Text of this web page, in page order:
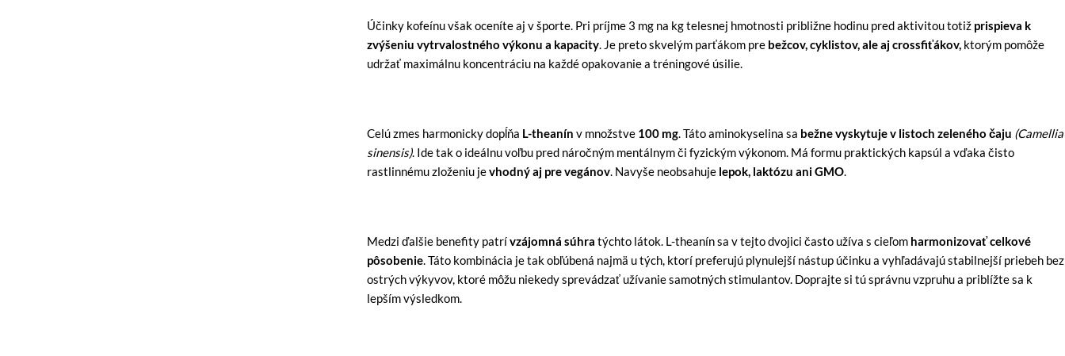
Účinky kofeínu však oceníte aj v športe. Pri príjme 3 mg na kg telesnej hmotnosti približne hodinu pred aktivitou totiž prispieva k
zvýšeniu vytrvalostného výkonu a kapacity. Je preto skvelým parťákom pre bežcov, cyklistov, ale aj crossfiťákov, ktorým pomôže
udržať maximálnu koncentráciu na každé opakovanie a tréningové úsilie.
Celú zmes harmonicky dopĺňa L-theanín v množstve 100 mg. Táto aminokyselina sa bežne vyskytuje v listoch zeleného čaju (Camellia
sinensis). Ide tak o ideálnu voľbu pred náročným mentálnym či fyzickým výkonom. Má formu praktických kapsúl a vďaka čisto
rastlinnému zloženiu jevhodný aj pre vegánov. Navyše neobsahuje lepok, laktózu ani GMO.
Medzi ďalšie benefity patrívzájomná súhra týchto látok. L-theanín sa v tejto dvojici často užíva s cieľom harmonizovať celkové
pôsobenie. Táto kombinácia je tak obľúbená najmä u tých, ktorí preferujú plynulejší nástup účinku a vyhľadávajú stabilnejší priebeh bez
ostrých výkyvov, ktoré môžu niekedy sprevádzať užívanie samotných stimulantov. Doprajte si tú správnu vzpruhu a priblížte sa k
lepším výsledkom.